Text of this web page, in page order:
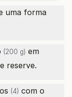
uma forma
(200 g) em
reserve.
(4) com o